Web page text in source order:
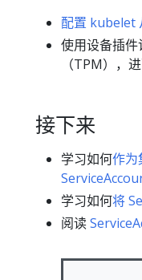
配置 kubelet
使用设备插
（TPM），
接下来
学习如何作为
学习如何将
阅读